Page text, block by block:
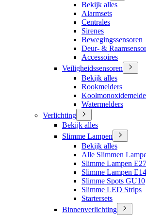
Bekijk alles
Alarmsets
Centrales
Sirenes
Bewegingssensoren
Deur- &
Accessoires
Veiligheidssensoren
Bekijk alles
Rookmelders
Watermelders
Verlichting
Bekijk alles
Slimme Lampen
Bekijk alles
Alle Slimmen
Slimme Lampen E27
Slimme Lampen E14
Slimme Spots GU10
Slimme LED Strips
Startersets
Binnenverlichting